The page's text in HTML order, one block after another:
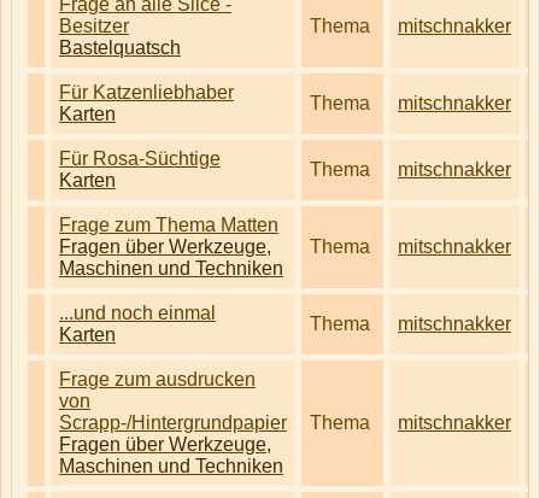
Besitzer
Bastelquatsch
Thema mitschnakker
Für Katzenliebhaber
Karten
Thema mitschnakker
Für Rosa-Süchtige
Karten
Thema mitschnakker
Frage zum Thema Matten
Fragen über Werkzeuge,
Maschinen und Techniken
Thema mitschnakker
...und noch einmal
Karten
Thema mitschnakker
Frage zum ausdrucken
von
Scrapp-/Hintergrundpapier
Fragen über Werkzeuge,
Maschinen und Techniken
Thema mitschnakker